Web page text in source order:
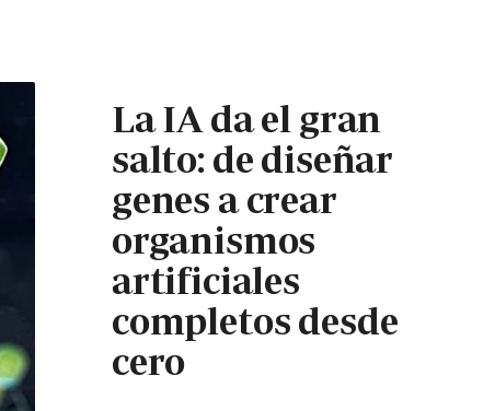
La IA da el gran
salto: de diseñar
genes a crear
organismos
artificiales
completos desde
cero